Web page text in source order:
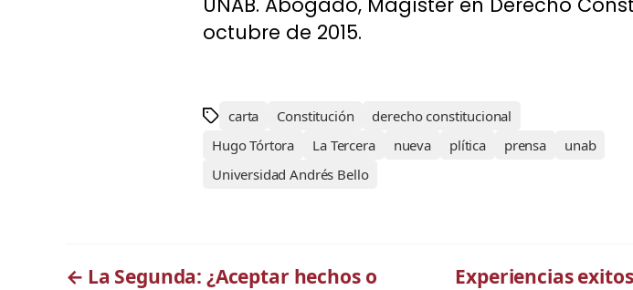
octubre de 2015.
carta Constitución
derecho constitucional
Hugo Tórtora
La Tercera nueva plítica prensa
unab
Universidad Andrés Bello
← La Segunda: ¿Aceptar hechos o
Experiencias